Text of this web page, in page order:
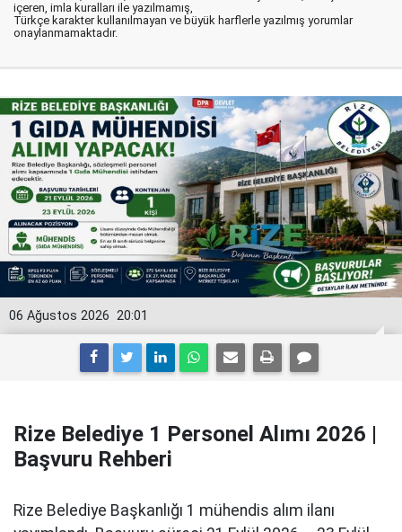
içeren, imla kuralları ile yazılmamış,
Türkçe karakter kullanılmayan ve büyük harflerle yazılmış yorumlar
onaylanmamaktadır.
20:01
06 Ağustos 2026
Rize Belediye 1 Personel Alımı 2026 |
Başvuru Rehberi
Rize Belediye Başkanlığı 1 mühendis alım ilanı